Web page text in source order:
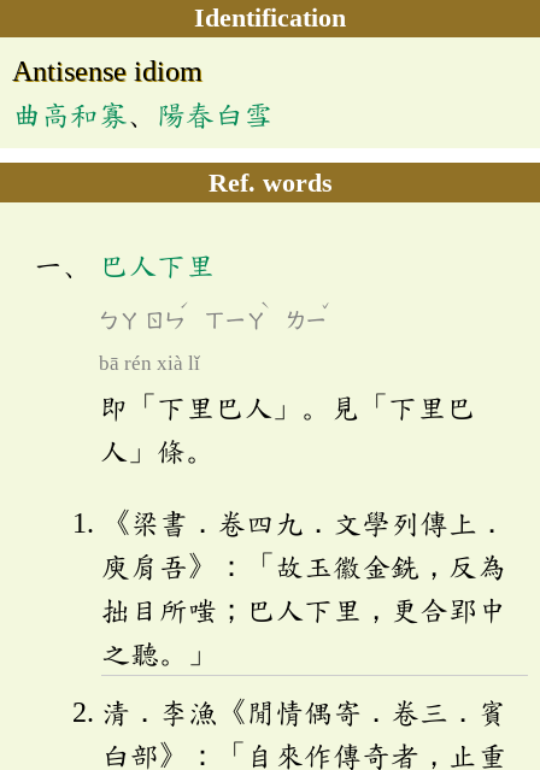
Identification
Antisense idiom
曲高和寡、 陽春白雪
Ref. words
巴人下里
ㄅㄚ ㄖㄣ
ˊ
ㄒㄧㄚ
ˋ
ㄌㄧ
ˇ
bā rén xià lǐ
即「下里巴人」。見「下里巴
人」條。
《梁書．卷四九．文學列傳上．
庾肩吾》：「故玉徽金銑，反為
拙目所嗤；巴人下里，更合郢中
之聽。」
清．李漁《閒情偶寄．卷三．賓
白部》：「自來作傳奇者，止重